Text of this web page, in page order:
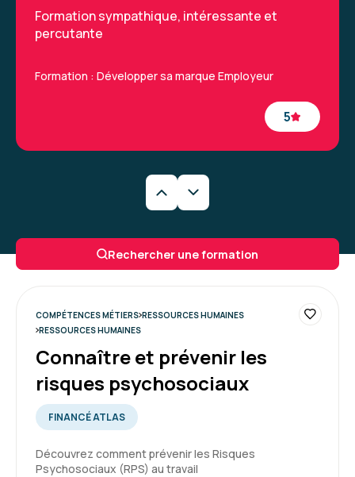
5
Formation sympathique, intéressante et
percutante
Formation : Développer sa marque Employeur
formation pertinente mais en visio compliquée.
et support pas adapté à de la visio ... il serait
Formation : Connaître et prévenir les risques
Marie S.
La formation s'est très bien passé ainsi que
Rechercher une formation
COMPÉTENCES MÉTIERS RESSOURCES HUMAINES
RESSOURCES HUMAINES
Connaître et prévenir les
risques psychosociaux
FINANCÉ ATLAS
Découvrez comment prévenir les Risques
Psychosociaux (RPS) au travail